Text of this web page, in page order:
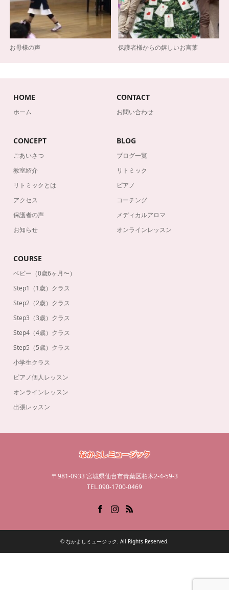
お母様の声 保護者様からの嬉しいお言葉
HOME
ホーム
CONTACT
お問い合わせ
CONCEPT
ごあいさつ
教室紹介
リトミックとは
アクセス
保護者の声
お知らせ
BLOG
ブログ一覧
リトミック
ピアノ
コーチング
メディカルアロマ
オンラインレッスン
COURSE
ベビー（0歳6ヶ月〜）
Step1（1歳）クラス
Step2（2歳）クラス
Step3（3歳）クラス
Step4（4歳）クラス
Step5（5歳）クラス
小学生クラス
ピアノ個人レッスン
オンラインレッスン
出張レッスン
〒981-0933 宮城県仙台市青葉区柏木2-4-59-3
TEL.090-1700-0469
© なかよしミュージック. All Rights Reserved.